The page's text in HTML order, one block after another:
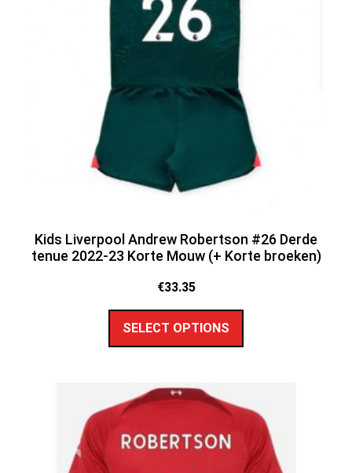
Kids Liverpool Andrew Robertson #26 Derde
tenue 2022-23 Korte Mouw (+ Korte broeken)
€33.35
SELECT OPTIONS